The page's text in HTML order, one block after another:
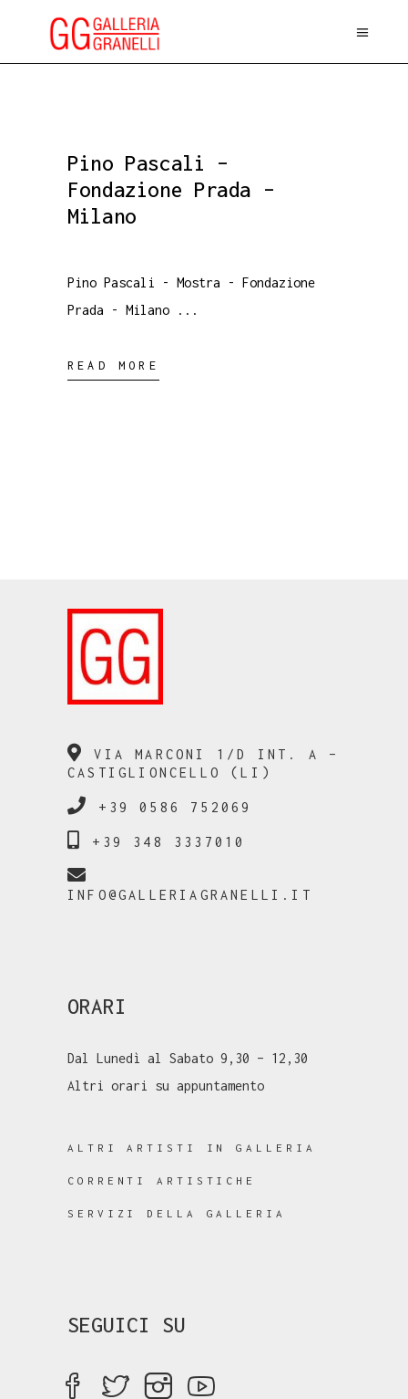
Pino Pascali –
Fondazione Prada –
Milano
Pino Pascali - Mostra - Fondazione
Prada - Milano
READ MORE
VIA MARCONI 1/D INT. A –
CASTIGLIONCELLO (LI)
+39 0586 752069
+39 348 3337010
INFO@GALLERIAGRANELLI.IT
ORARI
Dal Lunedì al Sabato 9,30 – 12,30
Altri orari su appuntamento
ALTRI ARTISTI IN GALLERIA
CORRENTI ARTISTICHE
SERVIZI DELLA GALLERIA
SEGUICI SU